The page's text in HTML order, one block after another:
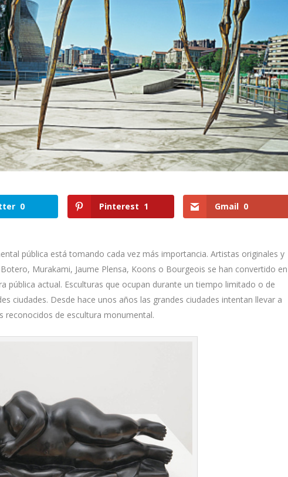
0 Pinterest 1 Gmail 0
pública está tomando cada vez más importancia. Artistas originales y
Murakami, Jaume Plensa, Koons o Bourgeois se han convertido en
pública actual. Esculturas que ocupan durante un tiempo limitado o de
ciudades. Desde hace unos años las grandes ciudades intentan llevar a
reconocidos de escultura monumental.